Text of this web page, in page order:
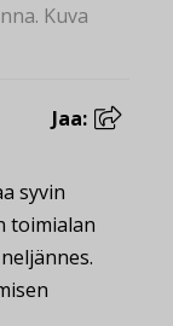
Kuva
Jaa:
syvin
toimialan